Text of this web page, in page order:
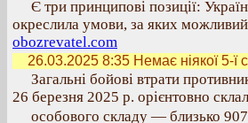
Є три принципові позиції:
окреслила умови, за яких
obozrevatel.com
26.03.2025 8:35Немає ніякої 5-ї
Загальні бойові втрати
26 березня 2025 р. орієнтовно
особового складу — близько